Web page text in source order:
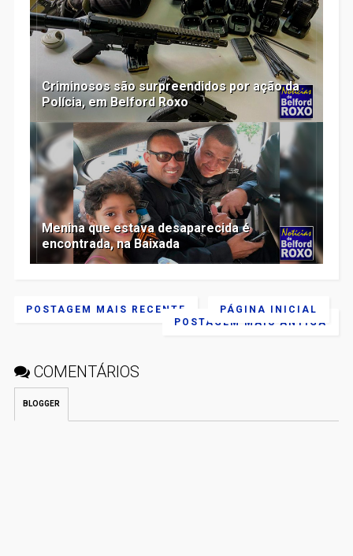
Criminosos são surpreendidos por ação da
Polícia, em Belford Roxo
Menina que estava desaparecida é
encontrada, na Baixada
POSTAGEM MAIS RECENTE
POSTAGEM MAIS ANTIGA
PÁGINA INICIAL
COMENTÁRIOS
BLOGGER